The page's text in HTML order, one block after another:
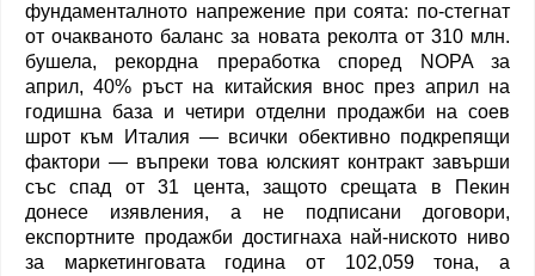
фундаменталното напрежение при соята: по-стегнат
от очакваното баланс за новата реколта от 310 млн.
бушела, рекордна преработка според NOPA за
април, 40% ръст на китайския внос през април на
годишна база и четири отделни продажби на соев
шрот към Италия — всички обективно подкрепящи
фактори — въпреки това юлският контракт завърши
със спад от 31 цента, защото срещата в Пекин
донесе изявления, а не подписани договори,
експортните продажби достигнаха най-ниското ниво
за маркетинговата година от 102,059 тона, а